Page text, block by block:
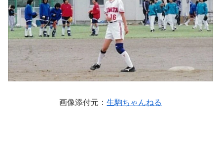
画像添付元： 生駒ちゃんねる